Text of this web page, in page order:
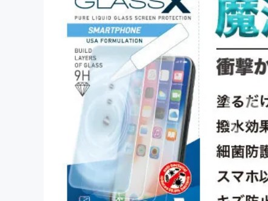
テクノロジー・ガジェット
映像・映画
ビジネス・起業
まちづくり・地域活性化